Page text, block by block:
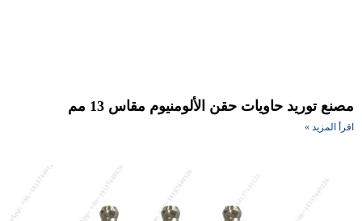
توريد حاويات حقن الألومنيوم مقاس 13 مم
المزيد »